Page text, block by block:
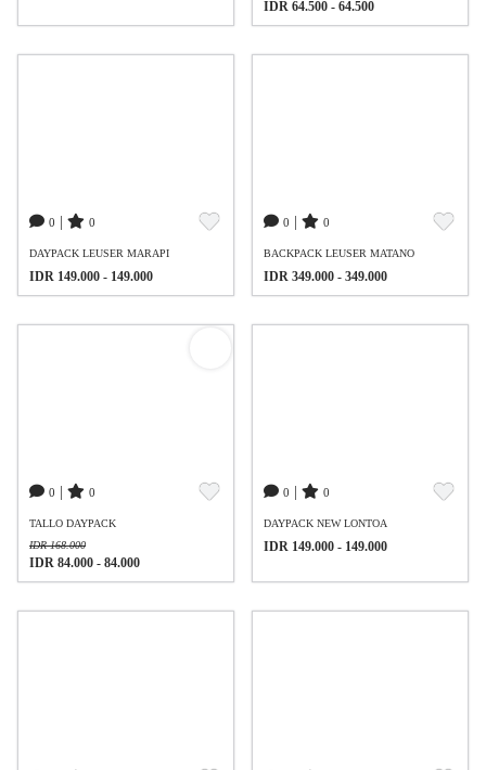
IDR 64.500 - 64.500
0 0
DAYPACK LEUSER MARAPI
IDR 149.000 - 149.000
0 0
BACKPACK LEUSER MATANO
IDR 349.000 - 349.000
0 0
TALLO DAYPACK
IDR 168.000
IDR 84.000 - 84.000
0 0
DAYPACK NEW LONTOA
IDR 149.000 - 149.000